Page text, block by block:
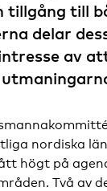
tillgång till
delar
av
nordiska
högt på
Två av